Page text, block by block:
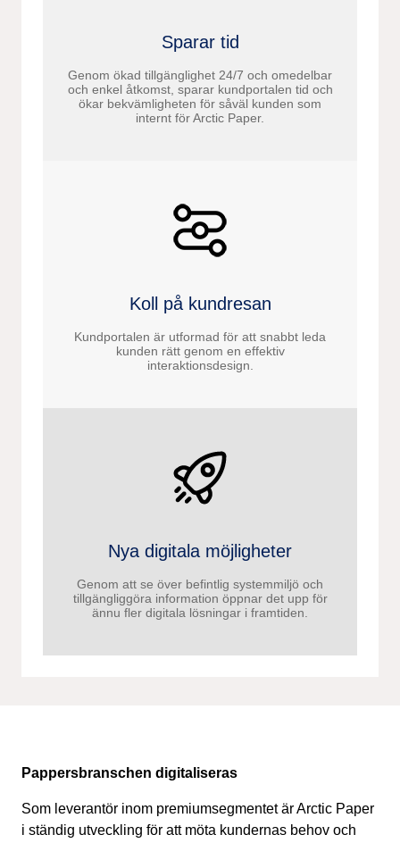
Sparar tid
Genom ökad tillgänglighet 24/7 och omedelbar
och enkel åtkomst, sparar kundportalen tid och
ökar bekvämligheten för såväl kunden som
internt för Arctic Paper.
Koll på kundresan
Kundportalen är utformad för att snabbt leda
kunden rätt genom en effektiv
interaktionsdesign.
Nya digitala möjligheter
Genom att se över befintlig systemmiljö och
tillgängliggöra information öppnar det upp för
ännu fler digitala lösningar i framtiden.
Pappersbranschen digitaliseras
Som leverantör inom premiumsegmentetär Arctic Paper
i ständig utveckling för att möta kundernas behov och